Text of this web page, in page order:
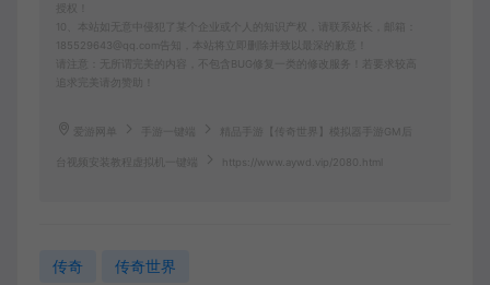
10、本站如无意中侵犯了某个企业或个人的知识产权，请联系站长，邮箱：
185529643@qq.com告知，本站将立即删除并致以最深的歉意！
请注意：无所谓完美的内容，不包含BUG修复一类的修改服务！若要求较高
追求完美请勿赞助！
爱游网单 手游一键端 精品手游【传奇世界】模拟器手游GM后
台视频安装教程虚拟机一键端 https://www.aywd.vip/2080.html
传奇 传奇世界